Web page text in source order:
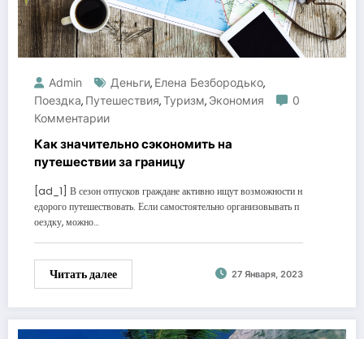
Admin Деньги, Елена Безбородько,
Поездка, Путешествия,Туризм, Экономия
0
Комментарии
Как значительно сэкономить на
путешествии за границу
[ad_1] В сезон отпусков граждане активно ищут возможности н
едорого путешествовать. Если самостоятельно организовывать п
оездку, можно…
Читать далее 27 Января, 2023